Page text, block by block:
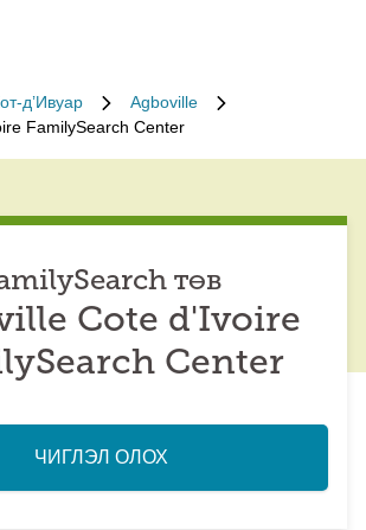
д’Ивуар
Agboville
FamilySearch Center
төв
Cote d'Ivoire
Center
ЧИГЛЭЛ ОЛОХ